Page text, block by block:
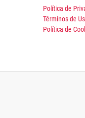
Política de
Términos de
Política de